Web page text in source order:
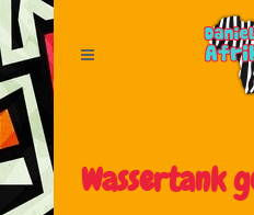
Wassertank